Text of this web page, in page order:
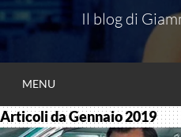
Il blog di
MENU
Articoli daGennaio 2019